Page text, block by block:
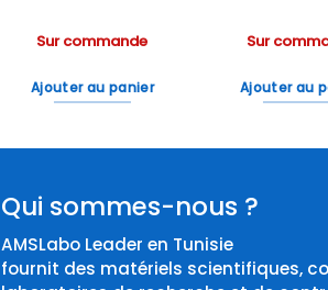
Sur commande
Ajouter au panier
Sur
Ajouter au
Qui sommes-nous ?
AMSLabo Leader en Tunisie
fournit des matériels scientifiques,